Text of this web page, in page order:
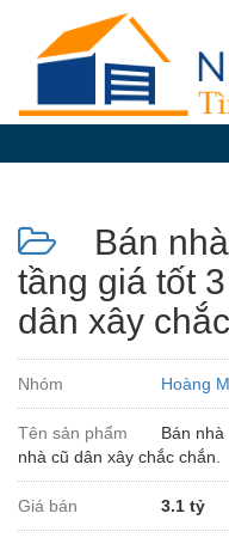
đàn
Giới
Tin
nhà
đất
videos
Tìm
kiếm
Đăng
nhập
Bán
tầng giá tốt
dân xây
Nhóm Hoàng
Tên sản phẩm
Bán nhà
nhà cũ dân xây chắc chắn.
Giá bán 3.1 tỷ